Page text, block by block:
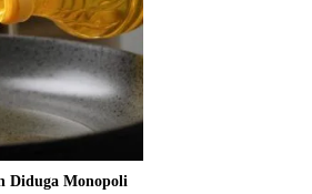
Diduga Monopoli